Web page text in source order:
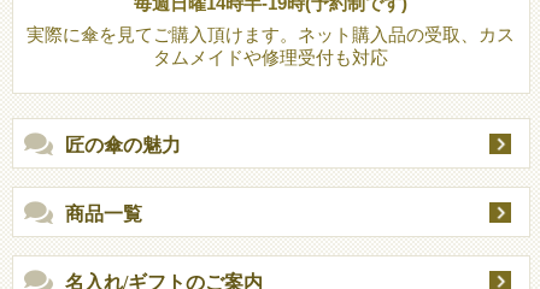
実際に傘を見てご購入頂けます。ネット購入品の受取、カス
タムメイドや修理受付も対応
匠の傘の魅力
商品一覧
名入れ/ギフトのご案内